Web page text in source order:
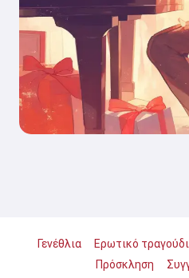
Γενέθλια Ερωτικό τραγούδι
Πρόσκληση